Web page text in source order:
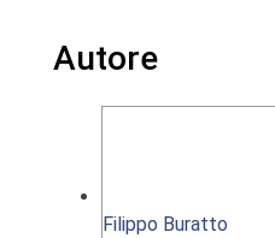
Autore
Filippo Buratto